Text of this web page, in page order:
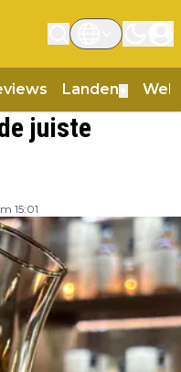
Landen
juiste
15:01